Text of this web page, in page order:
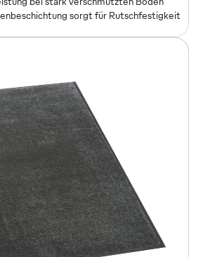
sorgt für Rutschfestigkeit